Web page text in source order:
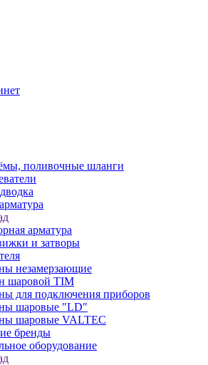
поливочные шланги
арматура
и затворы
незамерзающие
шаровой TIM
для подключения приборов
шаровые "LD"
шаровые VALTEC
бренды
оборудование